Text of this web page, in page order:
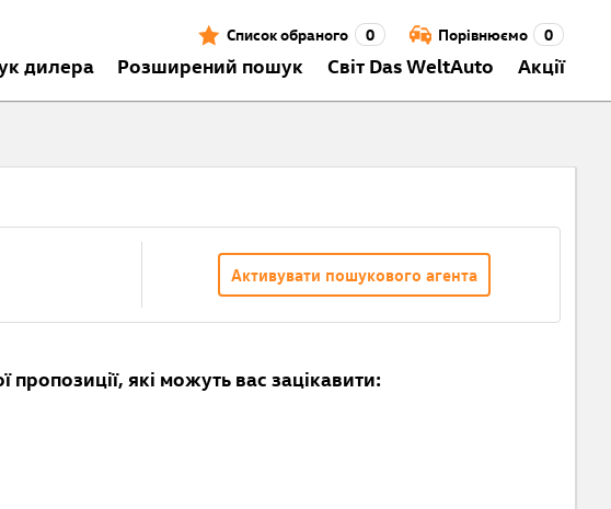
Список обраного 0 Порівнюємо 0
дилера Розширений пошук Світ Das WeltAuto Акції
Активувати пошукового агента
пропозиції, які можуть вас зацікавити: